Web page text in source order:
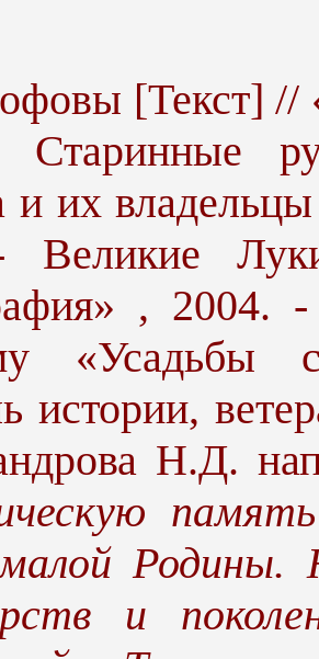
[Текст] //
Старинные
и их
,
«Усадьбы
истории,
Н.Д.
Родины.
и